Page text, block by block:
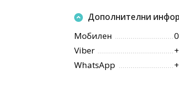
Дополнителни
Мобилен
Viber
WhatsApp